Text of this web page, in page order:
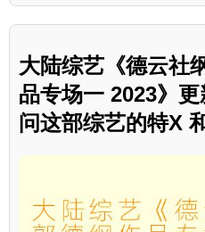
大陆综艺《德云社
品专场一 2023》
问这部综艺的特X